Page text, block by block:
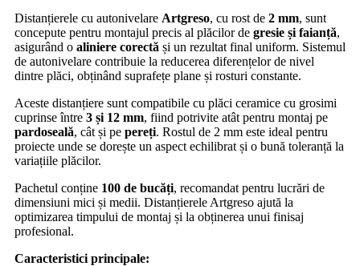
Distanțierele cu autonivelare Artgreso, cu rost de 2 mm, sunt
concepute pentru montajul precis al plăcilor de gresie și faianță,
asigurând o aliniere corectă și un rezultat final uniform. Sistemul
de autonivelare contribuie la reducerea diferențelor de nivel
dintre plăci, obținând suprafețe plane și rosturi constante.
Aceste distanțiere sunt compatibile cu plăci ceramice cu grosimi
cuprinse între 3 și 12 mm, fiind potrivite atât pentru montaj pe
pardoseală, cât și pe pereți. Rostul de 2 mm este ideal pentru
proiecte unde se dorește un aspect echilibrat și o bună toleranță la
variațiile plăcilor.
Pachetul conține 100 de bucăți, recomandat pentru lucrări de
dimensiuni mici și medii. Distanțierele Artgreso ajută la
optimizarea timpului de montaj și la obținerea unui finisaj
profesional.
Caracteristici principale: